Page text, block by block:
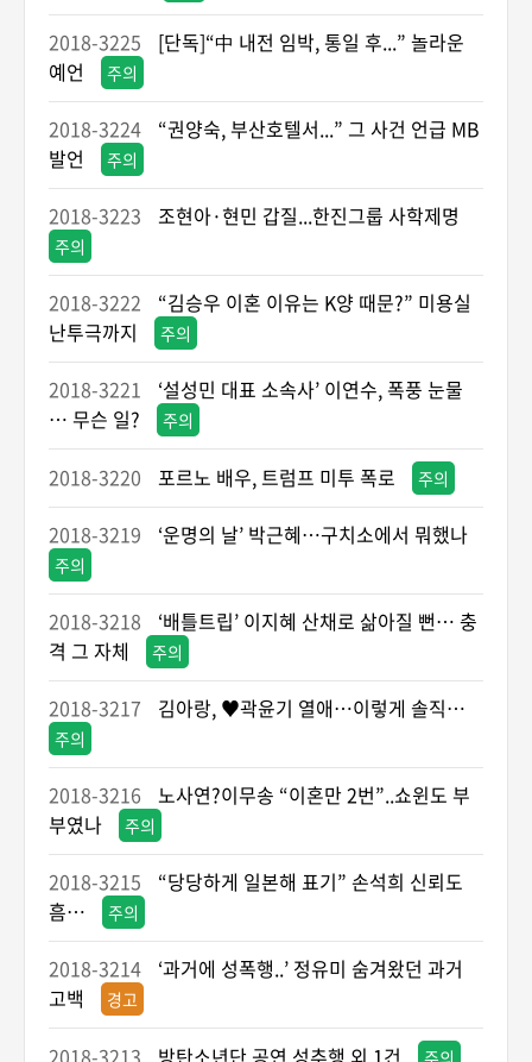
2018-3225
[단독]“中 내전 임박, 통일 후...” 놀라운
예언
주의
2018-3224
“권양숙, 부산호텔서...” 그 사건 언급 MB
발언
주의
2018-3223 조현아·현민 갑질...한진그룹 사학제명
주의
2018-3222
“김승우 이혼 이유는 K양 때문?” 미용실
난투극까지
주의
2018-3221
‘설성민 대표 소속사’ 이연수, 폭풍 눈물
… 무슨 일?
주의
2018-3220 포르노 배우, 트럼프 미투 폭로 주의
2018-3219 ‘운명의 날’ 박근혜…구치소에서 뭐했나
주의
2018-3218
‘배틀트립’ 이지혜 산채로 삶아질 뻔… 충
격 그 자체
주의
2018-3217 김아랑, ♥곽윤기 열애…이렇게 솔직…
주의
2018-3216
노사연?이무송 “이혼만 2번”..쇼윈도 부
부였나
주의
2018-3215
“당당하게 일본해 표기” 손석희 신뢰도
흠…
주의
2018-3214
‘과거에 성폭행..’ 정유미 숨겨왔던 과거
고백
경고
2018-3213 방탄소년단 공연 성추행 외 1건 주의